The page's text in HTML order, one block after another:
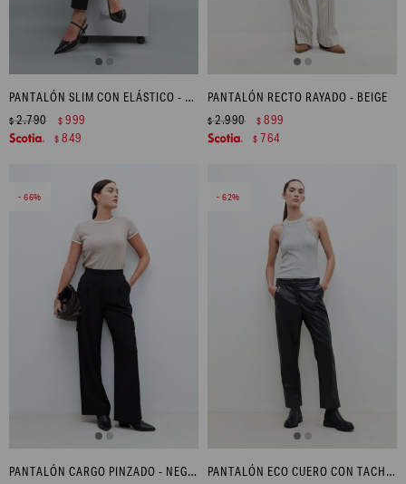
PANTALÓN SLIM CON ELÁSTICO - NEGRO
$2.790 $ 999
$ 849
PANTALÓN RECTO RAYADO - BEIGE
$2.990 $ 899
$ 764
66
PANTALÓN CARGO PINZADO - NEGRO
62
PANTALÓN ECO CUERO CON TACHAS - NEGRO